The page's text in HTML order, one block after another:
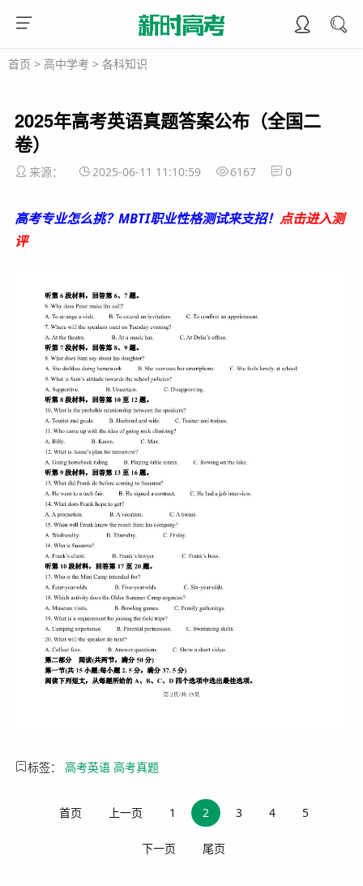
首页 > 高中学考 > 各科知识
2025年高考英语真题答案公布（全国二
卷）
来源： 2025-06-11 11:10:59 6167 0
高考专业怎么挑？MBTI职业性格测试来支招！ 点击进入测
评
标签： 高考英语 高考真题
首页 上一页 1 2 3 4 5
下一页 尾页